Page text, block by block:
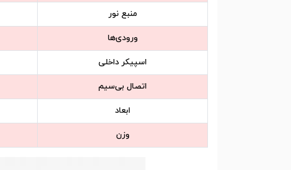
منبع نور
ورودی‌ها
اسپیکر داخلی
اتصال بی‌سیم
ابعاد
وزن